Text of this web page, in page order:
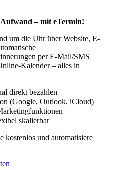
– mit eTermin!
um die Uhr über Website, E-
per E-Mail/SMS
Kalender – alles in
direkt bezahlen
(Google, Outlook, iCloud)
skalierbar
kostenlos und automatisiere